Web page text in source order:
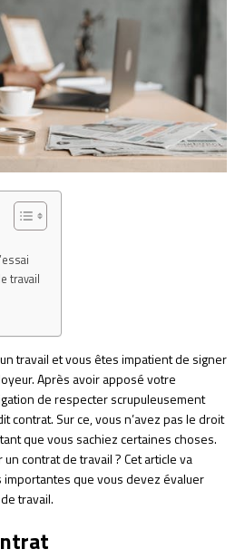
travail
travail et vous êtes impatient de signer
Après avoir apposé votre
de respecter scrupuleusement
contrat. Sur ce, vous n’avez pas le droit
que vous sachiez certaines choses.
contrat de travail ? Cet article va
que vous devez évaluer
travail.